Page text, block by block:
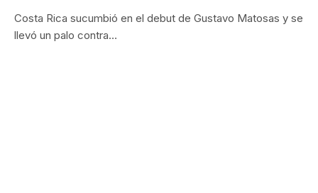
Costa Rica sucumbió en el debut de Gustavo Matosas y se
llevó un palo contra…